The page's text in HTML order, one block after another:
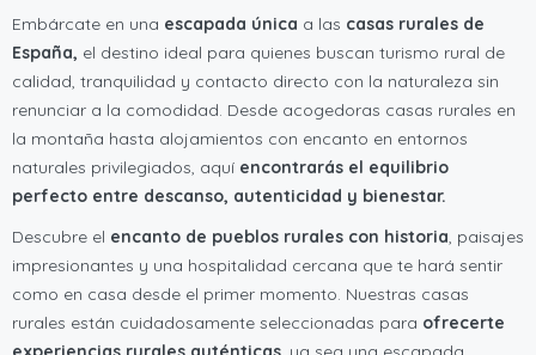
Embárcate en una escapada única a las casas rurales de
España, el destino ideal para quienes buscan turismo rural de
calidad, tranquilidad y contacto directo con la naturaleza sin
renunciar a la comodidad. Desde acogedoras casas rurales en
la montaña hasta alojamientos con encanto en entornos
naturales privilegiados, aquí encontrarás el equilibrio
perfecto entre descanso, autenticidad y bienestar.
Descubre el encanto de pueblos rurales con historia, paisajes
impresionantes y una hospitalidad cercana que te hará sentir
como en casa desde el primer momento. Nuestras casas
rurales están cuidadosamente seleccionadas para ofrecerte